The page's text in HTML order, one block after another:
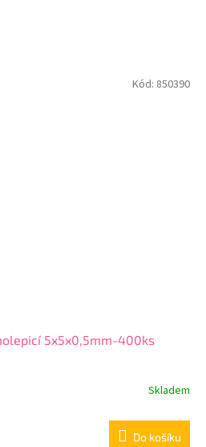
5x5x0,5mm-400ks
Skladem
Do košíku
Kód: 850390